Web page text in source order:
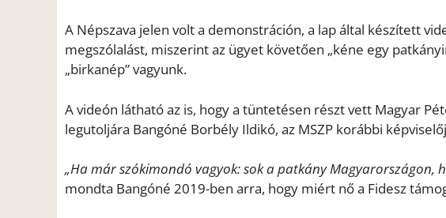
A Népszava jelen volt a demonstráción, a lap által készített
megszólalást, miszerint az ügyet követően „kéne egy
„birkanép” vagyunk.
A videón látható az is, hogy a tüntetésen részt vett Magyar
legutoljára Bangóné Borbély Ildikó, az MSZP korábbi
„Ha már szókimondó vagyok: sok a patkány
mondta Bangóné 2019-ben arra, hogy miért nő a Fidesz